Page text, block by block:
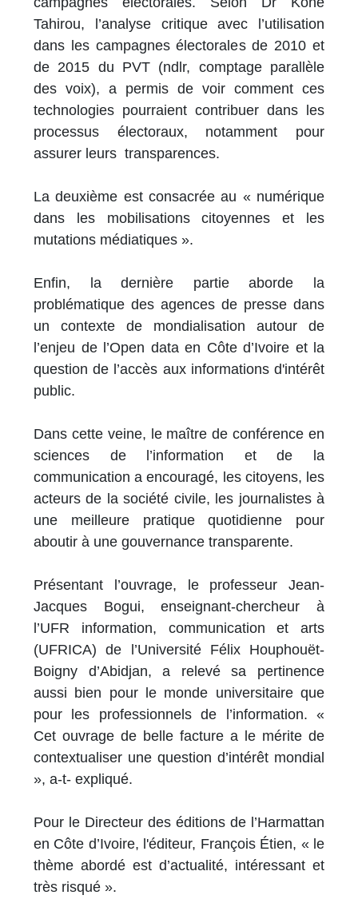
Tahirou, l’analyse critique avec l’utilisation
dans les campagnes électorales de 2010 et
de 2015 du PVT (ndlr, comptage parallèle
des voix), a permis de voir comment ces
technologies pourraient contribuer dans les
processus électoraux, notamment pour
assurer leurs transparences.
La deuxième est consacrée au « numérique
dans les mobilisations citoyennes et les
mutations médiatiques ».
Enfin, la dernière partie aborde la
problématique des agences de presse dans
un contexte de mondialisation autour de
l’enjeu de l’Open data en Côte d’Ivoire et la
question de l’accès aux informations d'intérêt
public.
Dans cette veine, le maître de conférence en
sciences de l’information et de la
communication a encouragé, les citoyens, les
acteurs de la société civile, les journalistes à
une meilleure pratique quotidienne pour
aboutir à une gouvernance transparente.
Présentant l’ouvrage, le professeur Jean-
Jacques Bogui, enseignant-chercheur à
l’UFR information, communication et arts
(UFRICA) de l’Université Félix Houphouët-
Boigny d’Abidjan, a relevé sa pertinence
aussi bien pour le monde universitaire que
pour les professionnels de l’information. «
Cet ouvrage de belle facture a le mérite de
contextualiser une question d’intérêt mondial
», a-t- expliqué.
Pour le Directeur des éditions de l’Harmattan
en Côte d’Ivoire, l'éditeur, François Étien, « le
thème abordé est d’actualité, intéressant et
très risqué ».